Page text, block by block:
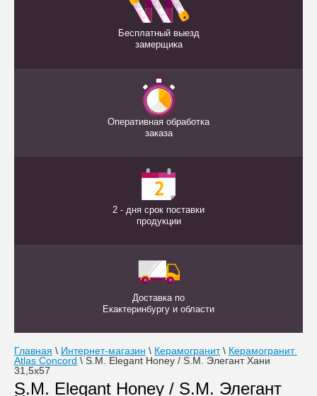
Бесплатный выезд
замерщика
Оперативная обработка
заказа
2 - дня срок поставки
продукции
Доставка по
Екактеринбургу и области
Главная \ Интернет-магазин \ Керамогранит \ Керамогранит
Atlas Concord \ S.M. Elegant Honey / S.M. Элегант Хани
31,5х57
S.M. Elegant Honey / S.M. Элегант